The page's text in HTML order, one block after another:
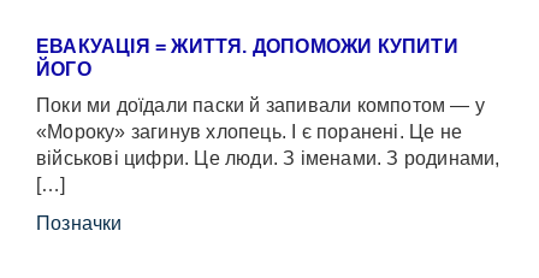
ЕВАКУАЦІЯ = ЖИТТЯ. ДОПОМОЖИ КУПИТИ
ЙОГО
Поки ми доїдали паски й запивали компотом — у
«Мороку» загинув хлопець. І є поранені. Це не
військові цифри. Це люди. З іменами. З родинами,
[…]
Позначки